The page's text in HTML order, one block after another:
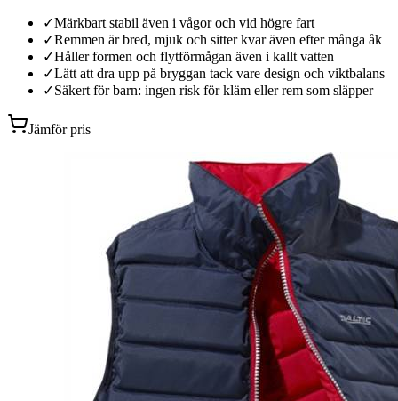
✓Märkbart stabil även i vågor och vid högre fart
✓Remmen är bred, mjuk och sitter kvar även efter många åk
✓Håller formen och flytförmågan även i kallt vatten
✓Lätt att dra upp på bryggan tack vare design och viktbalans
✓Säkert för barn: ingen risk för kläm eller rem som släpper
Jämför pris